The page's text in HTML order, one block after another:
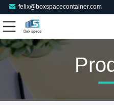
felix@boxspacecontainer.com